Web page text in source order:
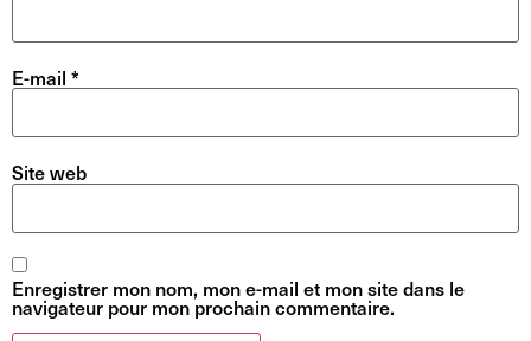
E-mail *
Site web
Enregistrer mon nom, mon e-mail et mon site dans le
navigateur pour mon prochain commentaire.